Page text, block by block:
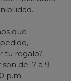
que
tu regalo?
de: 7 a 9
p.m.